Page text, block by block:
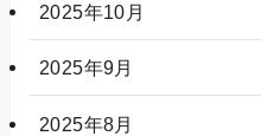
2025年10月
2025年9月
2025年8月